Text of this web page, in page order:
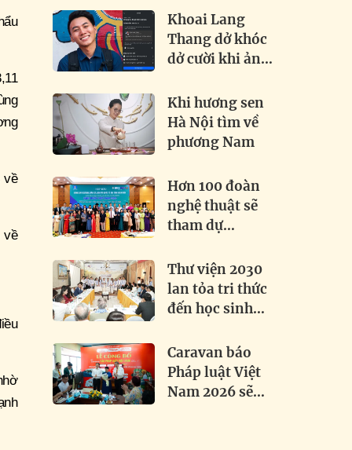
về
về
Sầu riêng 2026
Khoai Lang
Thang dở khóc
dở cười khi ảnh
đánh bản quyền
Khi hương sen
Hà Nội tìm về
phương Nam
Hơn 100 đoàn
nghệ thuật sẽ
tham dự
Dân vũ Quốc tế
2026 tại Điện
Biên
Thư viện 2030
lan tỏa tri thức
đến học sinh
Attapeu
Caravan báo
Pháp luật Việt
Nam 2026 sẽ